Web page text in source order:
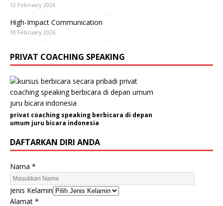
12 February 2026
High-Impact Communication
10 February 2026
PRIVAT COACHING SPEAKING
privat coaching speaking berbicara di depan
umum juru bicara indonesia
DAFTARKAN DIRI ANDA
Nama *
N
a
Jenis Kelamin
Alamat *